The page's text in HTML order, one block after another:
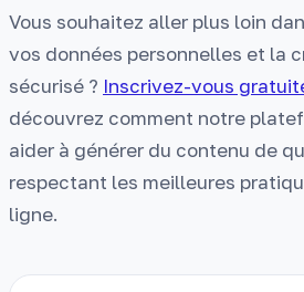
Vous souhaitez aller plus loin
vos données personnelles et la
sécurisé ? Inscrivez-vous
découvrez comment notre
aider à générer du contenu de
respectant les meilleures
ligne.